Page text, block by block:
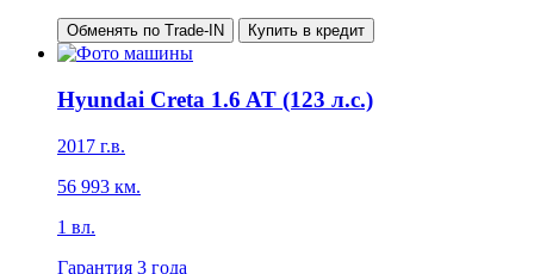
Обменять по Trade-IN Купить в кредит
Hyundai Creta 1.6 AT (123 л.с.)
2017 г.в.
56 993 км.
1 вл.
Гарантия 3 года